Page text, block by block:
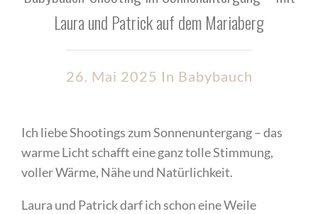
Laura und Patrick auf dem Mariaberg
26. Mai 2025 In Babybauch
Ich liebe Shootings zum Sonnenuntergang – das
warme Licht schafft eine ganz tolle Stimmung,
voller Wärme, Nähe und Natürlichkeit.
Laura und Patrick darf ich schon eine Weile